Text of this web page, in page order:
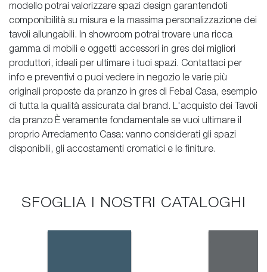
modello potrai valorizzare spazi design garantendoti
componibilità su misura e la massima personalizzazione dei
tavoli allungabili. In showroom potrai trovare una ricca
gamma di mobili e oggetti accessori in gres dei migliori
produttori, ideali per ultimare i tuoi spazi. Contattaci per
info e preventivi o puoi vedere in negozio le varie più
originali proposte da pranzo in gres di Febal Casa, esempio
di tutta la qualità assicurata dal brand. L'acquisto dei Tavoli
da pranzo È veramente fondamentale se vuoi ultimare il
proprio Arredamento Casa: vanno considerati gli spazi
disponibili, gli accostamenti cromatici e le finiture.
SFOGLIA I NOSTRI CATALOGHI